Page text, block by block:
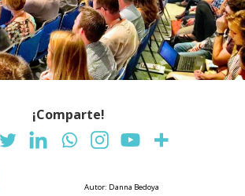
¡Comparte!
Autor: Danna Bedoya